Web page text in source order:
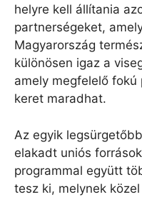
helyre kell állítania
partnerségeket,
Magyarország
különösen igaz a
amely megfelelő
keret maradhat.
Az egyik
elakadt uniós
programmal együtt
tesz ki, melynek